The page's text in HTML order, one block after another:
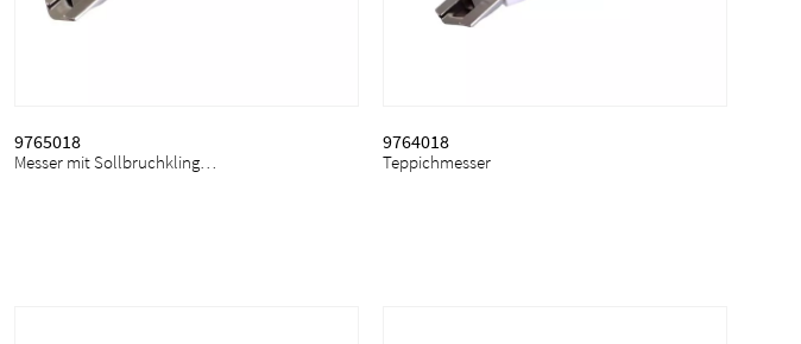
Messer mit Sollbruchklinge, Cutter
9765018
Teppichmesser
9764018